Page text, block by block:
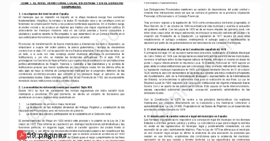
59 páginas